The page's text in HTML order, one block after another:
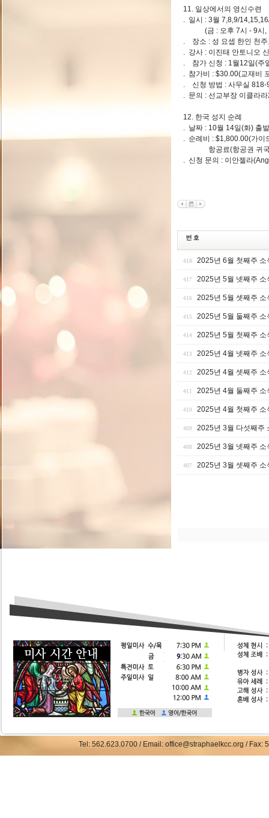
11. 일상에서의 영신수련
. 일시 : 3월 7,8,9/
(금 : 오후 7시 - 9시,
. 장소 : 성 요셉 한인
. 강사 : 이진태 안토니오
. 참가 신청 : 1월12일(주
. 참가비 : $30.00(교재비
. 신청 방법 : 사무실 818-
. 문의 : 선교부장 이클라
12. 한국 성지 순례
. 날짜 : 10월 14일(화) 출
. 순례비 : $1,800.00(가이
항공료(항공권 귀국
. 신청 문의 : 이안젤라
418 2025년 6월 첫째주 소
417 2025년 5월 넷째주 소
416 2025년 5월 셋째주 소
415 2025년 5월 둘째주 소
414 2025년 5월 첫째주 소
413 2025년 4월 넷째주 소
412 2025년 4월 셋째주 소
411 2025년 4월 둘째주 소
410 2025년 4월 첫째주 소
409 2025년 3월 다섯째주
408 2025년 3월 넷째주 소
407 2025년 3월 셋째주 소
Tel: 562.623.0700 / Email: office@straphaelkcc.org /